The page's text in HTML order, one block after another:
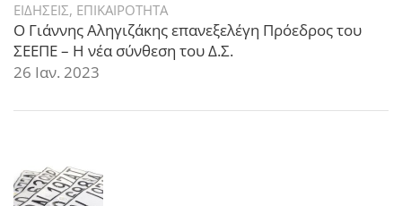
ΕΙΔΗΣΕΙΣ, ΕΠΙΚΑΙΡΟΤΗΤΑ
Ο Γιάννης Αληγιζάκης επανεξελέγη Πρόεδρος του
ΣΕΕΠΕ – Η νέα σύνθεση του Δ.Σ.
26 Ιαν. 2023